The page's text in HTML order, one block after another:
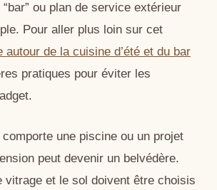
ou plan de service extérieur
Pour aller plus loin sur cet
autour de la cuisine d’été et du bar
pratiques pour éviter les
une piscine ou un projet
peut devenir un belvédère.
vitrage et le sol doivent être choisis